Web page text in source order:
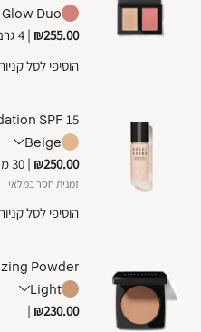
Duo
₪255.00
| 4 גרם
הוסיפי לסל
SPF 15
Beige
₪250.00
| 30 מ"ל
זמנית חסר במלאי
הוסיפי לסל
Powder
Light
₪230.00
|